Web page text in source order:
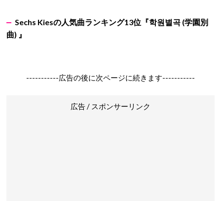
Sechs Kiesの人気曲ランキング13位『학원별곡 (学園別
曲) 』
-----------広告の後に次ページに続きます-----------
広告 / スポンサーリンク